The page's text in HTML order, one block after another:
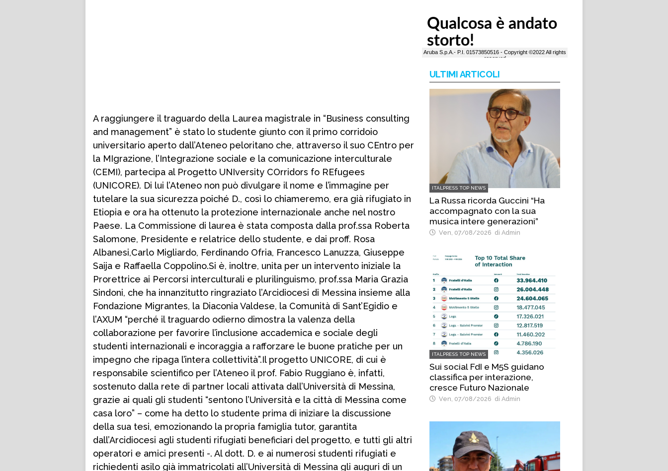
A raggiungere il traguardo della Laurea magistrale in “Business consulting
and management” è stato lo studente giunto con il primo corridoio
universitario aperto dall’Ateneo peloritano che, attraverso il suo CEntro per
la MIgrazione, l’Integrazione sociale e la comunicazione interculturale
(CEMI), partecipa al Progetto UNIversity COrridors fo REfugees
(UNICORE). Di lui l’Ateneo non può divulgare il nome e l’immagine per
tutelare la sua sicurezza poiché D., così lo chiameremo, era già rifugiato in
Etiopia e ora ha ottenuto la protezione internazionale anche nel nostro
Paese. La Commissione di laurea è stata composta dalla prof.ssa Roberta
Salomone, Presidente e relatrice dello studente, e dai proff. Rosa
Albanesi,Carlo Migliardo, Ferdinando Ofria, Francesco Lanuzza, Giuseppe
Saija e Raffaella Coppolino.Si è, inoltre, unita per un intervento iniziale la
Prorettrice ai Percorsi interculturali e plurilinguismo, prof.ssa Maria Grazia
Sindoni, che ha innanzitutto ringraziato l’Arcidiocesi di Messina insieme alla
Fondazione Migrantes, la Diaconia Valdese, la Comunità di Sant’Egidio e
l’AXUM “perché il traguardo odierno dimostra la valenza della
collaborazione per favorire l’inclusione accademica e sociale degli
studenti internazionali e incoraggia a rafforzare le buone pratiche per un
impegno che ripaga l’intera collettività”.Il progetto UNICORE, di cui è
responsabile scientifico per l’Ateneo il prof. Fabio Ruggiano è, infatti,
sostenuto dalla rete di partner locali attivata dall’Università di Messina,
grazie ai quali gli studenti “sentono l’Università e la città di Messina come
casa loro” – come ha detto lo studente prima di iniziare la discussione
della sua tesi, emozionando la propria famiglia tutor, garantita
dall’Arcidiocesi agli studenti rifugiati beneficiari del progetto, e tutti gli altri
operatori e amici presenti -. Al dott. D. e ai numerosi studenti rifugiati e
richiedenti asilo già immatricolati all’Università di Messina gli auguri di un
ULTIMI ARTICOLI
ITALPRESS TOP NEWS
La Russa ricorda Guccini “Ha
accompagnato con la sua
musica intere generazioni”
Ven, 07/08/2026 di Admin
ITALPRESS TOP NEWS
Sui social FdI e M5S guidano
classifica per interazione,
cresce Futuro Nazionale
Ven, 07/08/2026 di Admin